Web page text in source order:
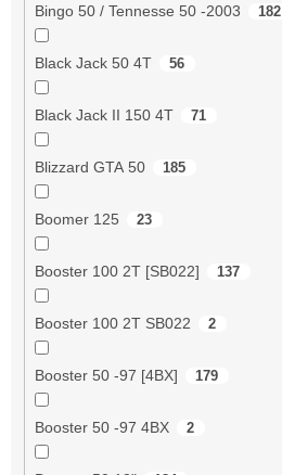
Bingo 50 / Tennesse 50 -2003 182
Black Jack 50 4T 56
Black Jack II 150 4T 71
Blizzard GTA 50 185
Boomer 125 23
Booster 100 2T [SB022] 137
Booster 100 2T SB022 2
Booster 50 -97 [4BX] 179
Booster 50 -97 4BX 2